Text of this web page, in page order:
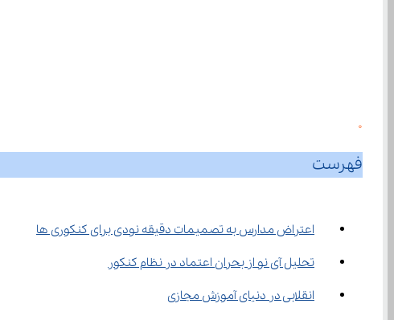
0
فهرست
اعتراض مدارس به تصمیمات دقیقه نودی برای کنکوری ها
تحلیل آی ‌نو از بحران اعتماد در نظام کنکور
انقلابی در دنیای آموزش مجازی